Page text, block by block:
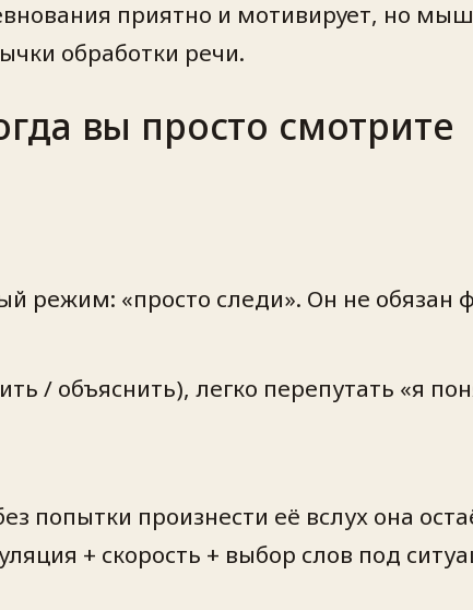
приятно и мотивирует, но
обработки речи.
вы просто смотрите
режим: «просто следи». Он не обязан
/ объяснить), легко перепутать «я
попытки произнести её вслух она
+ скорость + выбор слов под